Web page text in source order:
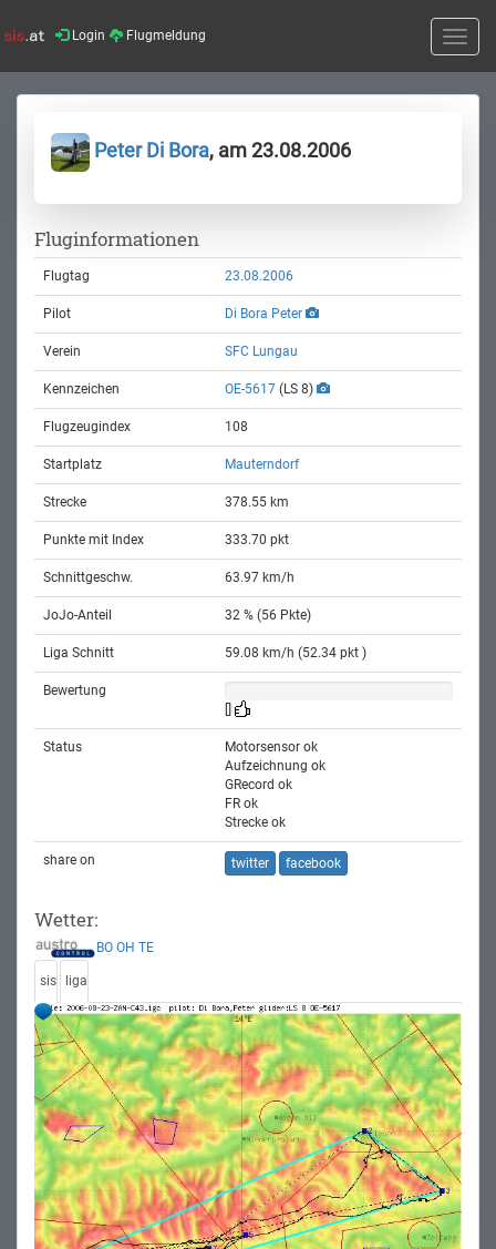
Login Flugmeldung
Toggle
Peter Di Bora, am 23.08.2006
Fluginformationen
Flugtag 23.08.2006
Pilot Di Bora Peter
Verein SFC Lungau
Kennzeichen OE-5617 (LS 8)
Flugzeugindex 108
Startplatz Mauterndorf
Strecke 378.55 km
Punkte mit Index 333.70 pkt
Schnittgeschw. 63.97 km/h
JoJo-Anteil 32 % (56 Pkte)
Liga Schnitt 59.08 km/h (52.34 pkt )
Bewertung
Status
Motorsensor ok
Aufzeichnung ok
GRecord ok
FR ok
Strecke ok
share on twitter facebook
Wetter:
BO OH TE
sis liga